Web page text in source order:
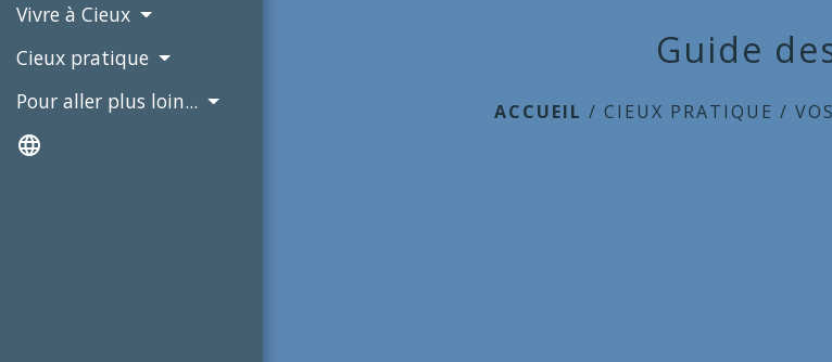
Vivre à Cieux
Cieux pratique
Pour aller plus loin...
language
Guide
ACCUEIL /CIEUX PRATIQUE /